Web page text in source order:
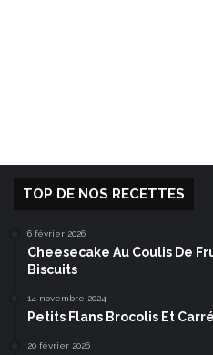
TOP DE NOS RECETTES
6 février 2026
Cheesecake Au Coulis De
Biscuits
14 novembre 2024
Petits Flans Brocolis Et
20 février 2026